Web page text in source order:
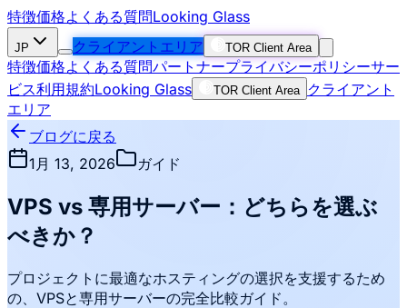
特徴価格よくある質問Looking Glass
JP クライアントエリア TOR Client Area
特徴価格よくある質問パートナープライバシーポリシーサー
ビス利用規約Looking Glass TOR Client Area
クライアント
エリア
ブログに戻る
1月 13, 2026
ガイド
VPS vs 専用サーバー：どちらを選ぶ
べきか？
プロジェクトに最適なホスティングの選択を支援するため
の、VPSと専用サーバーの完全比較ガイド。